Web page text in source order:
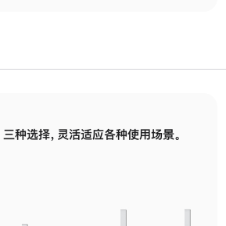
面
面
三种选择，灵活适应各种使用场景。